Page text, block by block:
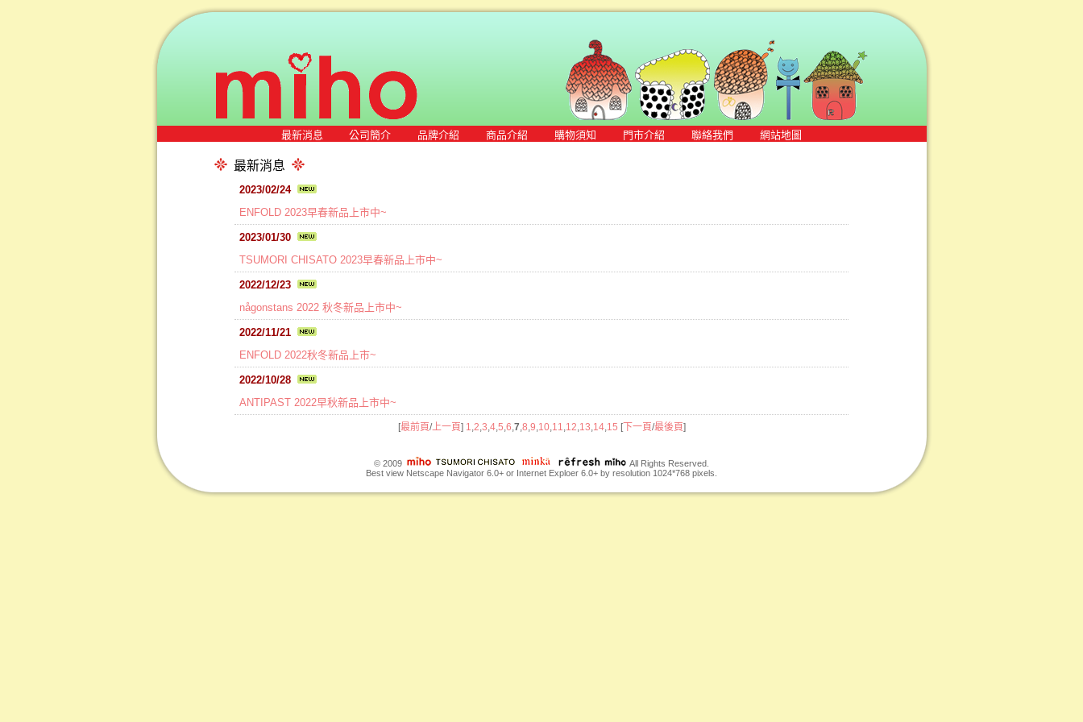
最新消息 公司簡介 品牌介紹 商品介紹 購物須知 門市介紹 聯絡我們 網站地圖
最新消息
2023/02/24
ENFOLD 2023早春新品上市中~
2023/01/30
TSUMORI CHISATO 2023早春新品上市中~
2022/12/23
någonstans 2022 秋冬新品上市中~
2022/11/21
ENFOLD 2022秋冬新品上市~
2022/10/28
ANTIPAST 2022早秋新品上市中~
[最前頁/上一頁] 1 2 3 4, 5 6 7 8 9 10, 11 12 13 14, 15 [下一頁/最後頁]
© 2009
All Rights Reserved.
Best view Netscape Navigator 6.0+ or Internet Exploer 6.0+ by resolution 1024*768 pixels.